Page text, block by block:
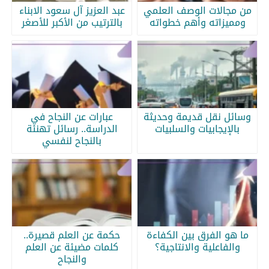
من مجالات الوصف العلمي
ومميزاته وأهم خطواته
عبد العزيز آل سعود الابناء
بالترتيب من الأكبر للأصغر
وسائل نقل قديمة وحديثة
بالإيجابيات والسلبيات
عبارات عن النجاح في
الدراسة.. رسائل تهنئة
بالنجاح لنفسي
ما هو الفرق بين الكفاءة
والفاعلية والانتاجية؟
حكمة عن العلم قصيرة..
كلمات مضيئة عن العلم
والنجاح